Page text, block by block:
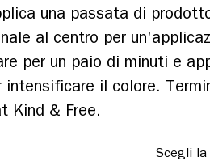
una passata di
al centro per
per un paio di minuti e
il colore.
Kind & Free.
Scegli